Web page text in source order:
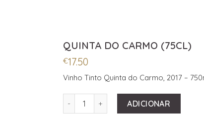
QUINTA DO CARMO (75CL)
€17.50
Vinho Tinto Quinta do Carmo, 2017 –
ADICIONAR